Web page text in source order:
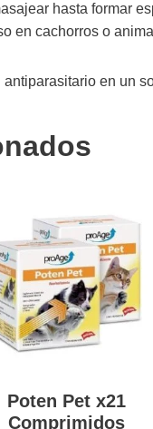
hasta formar
en cachorros o
en un
Poten Pet x21
Comprimidos